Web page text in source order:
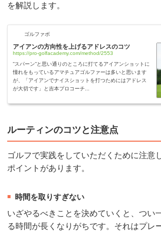
を解説します。
ゴルファボ
アイアンの方向性を上げるアドレスのコツ
https://pro-golfacademy.com/method/2553
”スパーン”と思い通りのところに打てるアイアンショットに
憧れをもっているアマチュアゴルファーは多いと思います
が、「アイアンでナイスショットを打つためにはアドレス
が大切です」と吉本プロコーチ...
ルーティンのコツと注意点
ゴルフで実践をしていただくために注意
ポイントがあります。
時間を取りすぎない
いざやるべきことを決めていくと、つい
る時間が長くなりがちです。それはプレ